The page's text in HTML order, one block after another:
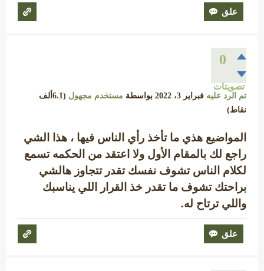
0
تصويتات
تم الرد عليه فبراير 3، 2022 بواسطة مستخدم مجهول (6.1ألف
نقاط)
المواضيع هذي ما تأخذ رأي الناس فيها ، هذا الشي
راجع لك بالمقام الأول ولا اعتقد من الحكمه تسمع
لكلام الناس تشوف نفسك تقدر تتجاوز هالشي
براحتك تشوف ما تقدر خذ القرار اللي يناسبك
واللي ترتاح له.